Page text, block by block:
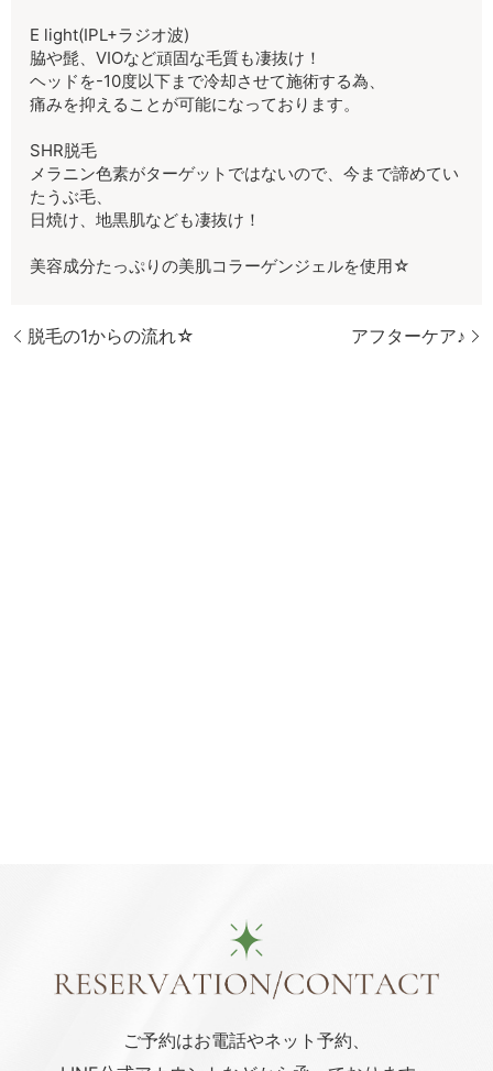
E light(IPL+ラジオ波)
脇や髭、VIOなど頑固な毛質も凄抜け！
ヘッドを-10度以下まで冷却させて施術する為、
痛みを抑えることが可能になっております。
SHR脱毛
メラニン色素がターゲットではないので、今まで諦めてい
たうぶ毛、
日焼け、地黒肌なども凄抜け！
美容成分たっぷりの美肌コラーゲンジェルを使用☆
脱毛の1からの流れ☆ アフターケア♪
ご予約はお電話やネット予約、